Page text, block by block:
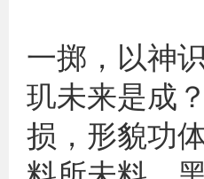
一掷，以神
玑未来是成
损，形貌功